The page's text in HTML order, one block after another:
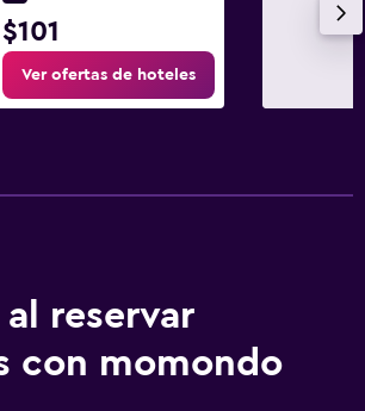
$101
Ver ofertas de hoteles
reservar
con momondo